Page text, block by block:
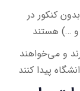
کنکور در
و …) هستند
و می‌خواهند
پیدا کنند